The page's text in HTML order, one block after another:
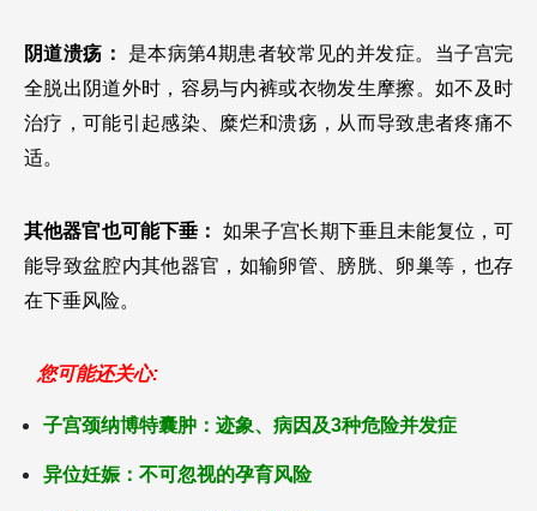
阴道溃疡：
是本病第4期患者较常见的并发症。当子宫完
全脱出阴道外时，容易与内裤或衣物发生摩擦。如不及时
治疗，可能引起感染、糜烂和溃疡，从而导致患者疼痛不
适。
其他器官也可能下垂：
如果子宫长期下垂且未能复位，可
能导致盆腔内其他器官，如输卵管、膀胱、卵巢等，也存
在下垂风险。
您可能还关心:
子宫颈纳博特囊肿：迹象、病因及3种危险并发症
异位妊娠：不可忽视的孕育风险